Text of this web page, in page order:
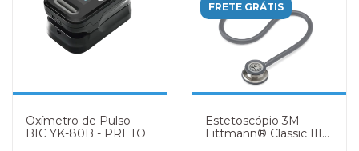
Oxímetro de Pulso
BIC YK-80B - PRETO
FRETE GRÁTIS
Estetoscópio 3M
Littmann® Classic III